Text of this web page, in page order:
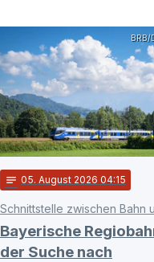
BRB/
notes 05. August 2026 04:15
Bayerische
der Suche nach